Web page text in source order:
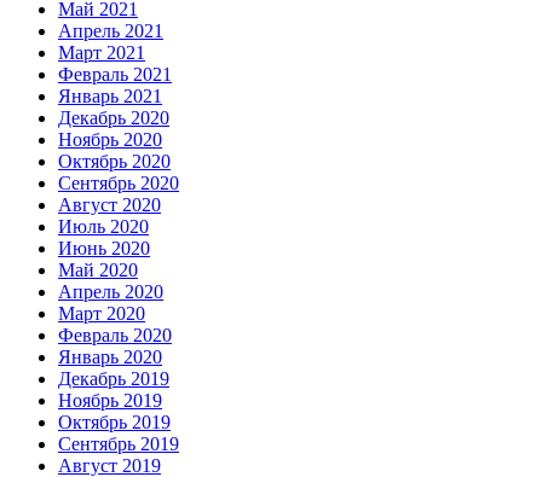
Май 2021
Апрель 2021
Март 2021
Февраль 2021
Январь 2021
Декабрь 2020
Ноябрь 2020
Октябрь 2020
Сентябрь 2020
Август 2020
Июль 2020
Июнь 2020
Май 2020
Апрель 2020
Март 2020
Февраль 2020
Январь 2020
Декабрь 2019
Ноябрь 2019
Октябрь 2019
Сентябрь 2019
Август 2019